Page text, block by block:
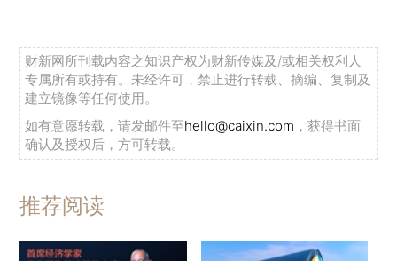
财新网所刊载内容之知识产权为财新传媒及/或相关权利人
专属所有或持有。未经许可，禁止进行转载、摘编、复制及
建立镜像等任何使用。
如有意愿转载，请发邮件至hello@caixin.com ，获得书面
确认及授权后，方可转载。
推荐阅读